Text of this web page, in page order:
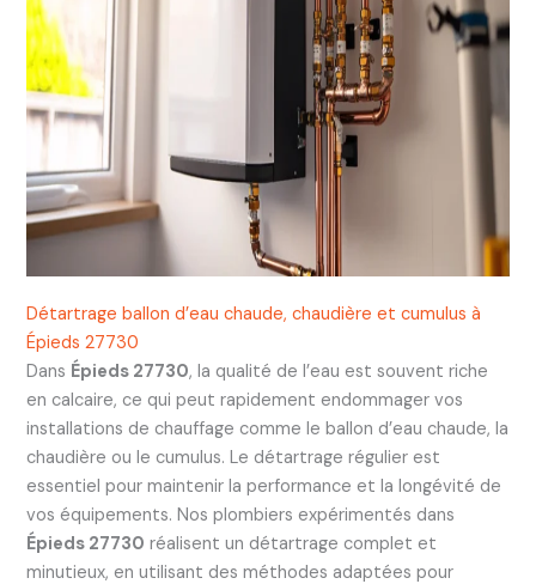
Détartrage ballon d’eau chaude, chaudière et cumulus à
Épieds 27730
Dans Épieds 27730, la qualité de l’eau est souvent riche
en calcaire, ce qui peut rapidement endommager vos
installations de chauffage comme le ballon d’eau chaude, la
chaudière ou le cumulus. Le détartrage régulier est
essentiel pour maintenir la performance et la longévité de
vos équipements. Nos plombiers expérimentés dans
Épieds 27730 réalisent un détartrage complet et
minutieux, en utilisant des méthodes adaptées pour